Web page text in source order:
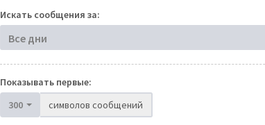
Искать сообщения за:
Все дни
Показывать первые:
300
символов сообщений